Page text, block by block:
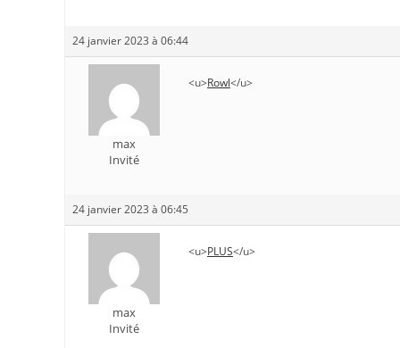
24 janvier 2023 à 06:44
max
Invité
<u>Rowl</u>
24 janvier 2023 à 06:45
max
Invité
<u>PLUS</u>